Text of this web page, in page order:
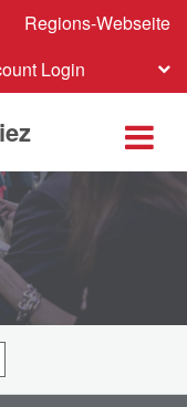
Regions-Webseite
Login